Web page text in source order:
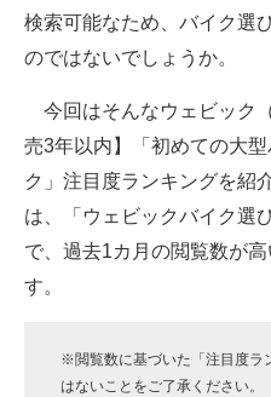
進化するPCとデバイスの未来
好きが集まる 比べて選べる
ビジネスと働き方のヒント
企業ITのトレンドを詳説
検索可能なため、バイク選
のではないでしょうか。
今回はそんなウェビック
売3年以内】「初めての大
ク」注目度ランキングを紹
は、「ウェビックバイク選
で、過去1カ月の閲覧数が
す。
※閲覧数に基づいた「注目度ラ
はないことをご了承ください。